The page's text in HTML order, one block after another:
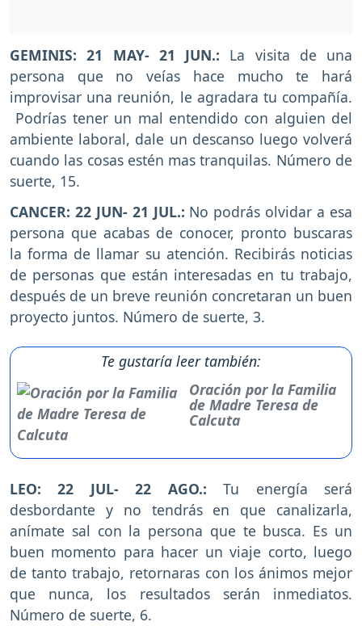
GEMINIS: 21 MAY- 21 JUN.: La visita de una
persona que no veías hace mucho te hará
improvisar una reunión, le agradara tu compañía.
Podrías tener un mal entendido con alguien del
ambiente laboral, dale un descanso luego volverá
cuando las cosas estén mas tranquilas. Número de
suerte, 15.
CANCER: 22 JUN- 21 JUL.: No podrás olvidar a esa
persona que acabas de conocer, pronto buscaras
la forma de llamar su atención. Recibirás noticias
de personas que están interesadas en tu trabajo,
después de un breve reunión concretaran un buen
proyecto juntos. Número de suerte, 3.
Te gustaría leer también:
Oración por la Familia
de Madre Teresa de
Calcuta
LEO: 22 JUL- 22 AGO.:Tu energía será
desbordante y no tendrás en que canalizarla,
anímate sal con la persona que te busca. Es un
buen momento para hacer un viaje corto, luego
de tanto trabajo, retornaras con los ánimos mejor
que nunca, los resultados serán inmediatos.
Número de suerte, 6.